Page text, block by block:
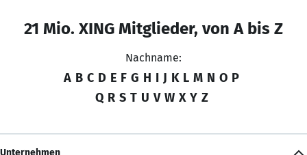
21 Mio. XING Mitglieder, von A bis Z
Nachname:
A B C D E F G H I J K L M N O P
Q R S T U V W X Y Z
Unternehmen